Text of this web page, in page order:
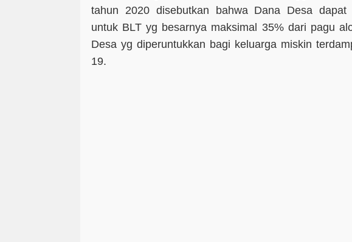
tahun 2020 disebutkan bahwa Dana Desa dapat
untuk BLT yg besarnya maksimal 35% dari pagu
Desa yg diperuntukkan bagi keluarga miskin
19.